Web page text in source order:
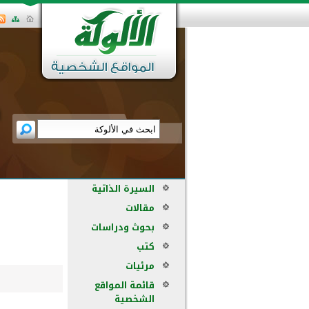
السيرة الذاتية
مقالات
بحوث ودراسات
كتب
مرئيات
قائمة المواقع
الشخصية